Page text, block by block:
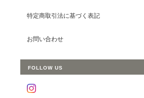
特定商取引法に基づく表記
お問い合わせ
FOLLOW US